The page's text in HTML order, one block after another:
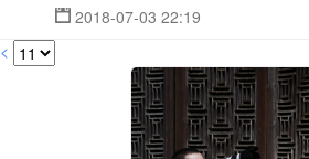
2018-07-03 22:19
<